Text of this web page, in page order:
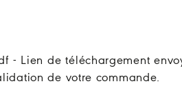
- Lien de téléchargement
de votre commande.